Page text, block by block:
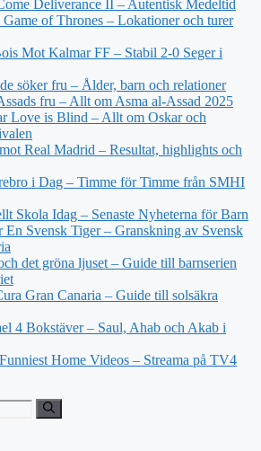
Deliverance II – Autentisk Medeltid
of Thrones – Lokationer och turer
Mot Kalmar FF – Stabil 2-0 Seger i
söker fru – Ålder, barn och relationer
fru – Allt om Asma al-Assad 2025
Love is Blind – Allt om Oskar och
Real Madrid – Resultat, highlights och
i Dag – Timme för Timme från SMHI
Skola Idag – Senaste Nyheterna för Barn
Svensk Tiger – Granskning av Svensk
det gröna ljuset – Guide till barnserien
Gran Canaria – Guide till solsäkra
4 Bokstäver – Saul, Ahab och Akab i
Home Videos – Streama på TV4